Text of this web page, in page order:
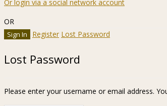
Or login via a social network account
OR
Register Lost Password
Lost Password
Please enter your username or email address.